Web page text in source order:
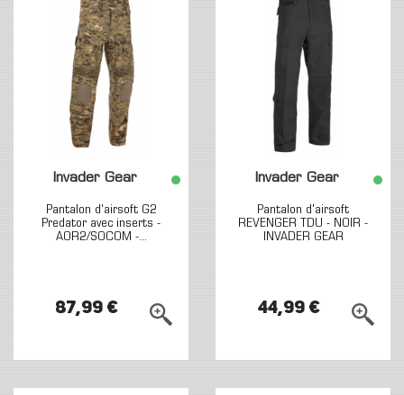
Invader Gear
Pantalon d'airsoft G2
Predator avec inserts -
AOR2/SOCOM -...
87,99 €
Invader Gear
Pantalon d'airsoft
REVENGER TDU - NOIR -
INVADER GEAR
44,99 €